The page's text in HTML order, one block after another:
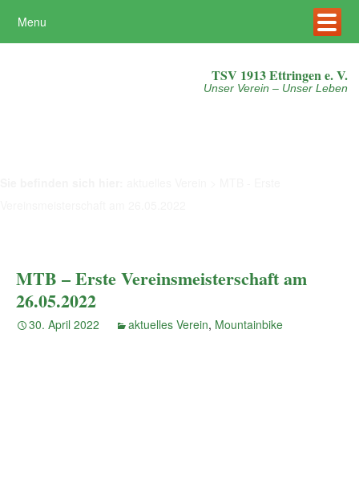
Menu
TSV 1913 Ettringen e. V.
Unser Verein – Unser Leben
MTB – Erste Vereinsmeisterschaft am
26.05.2022
30. April 2022 aktuelles Verein, Mountainbike
Akzeptieren